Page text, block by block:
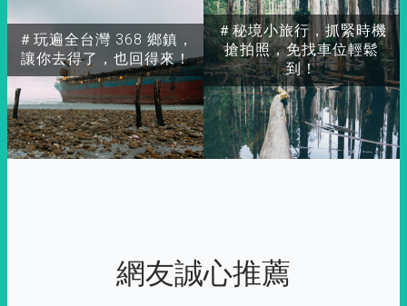
＃玩遍全台灣 368 鄉鎮，
讓你去得了，也回得來！
＃秘境小旅行，抓緊時機
搶拍照，免找車位輕鬆
到！
網友誠心推薦